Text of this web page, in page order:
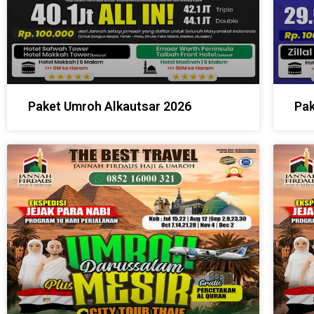
Paket Umroh Alkautsar 2026